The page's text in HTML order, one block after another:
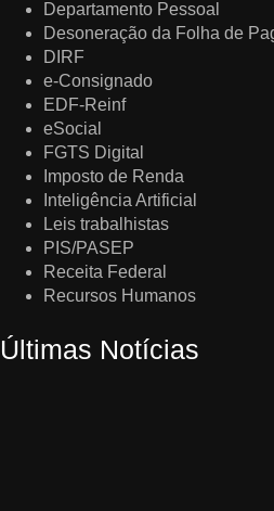
Departamento Pessoal
Desoneração da Folha de
DIRF
e-Consignado
EDF-Reinf
eSocial
FGTS Digital
Imposto de Renda
Inteligência Artificial
Leis trabalhistas
PIS/PASEP
Receita Federal
Recursos Humanos
Últimas Notícias